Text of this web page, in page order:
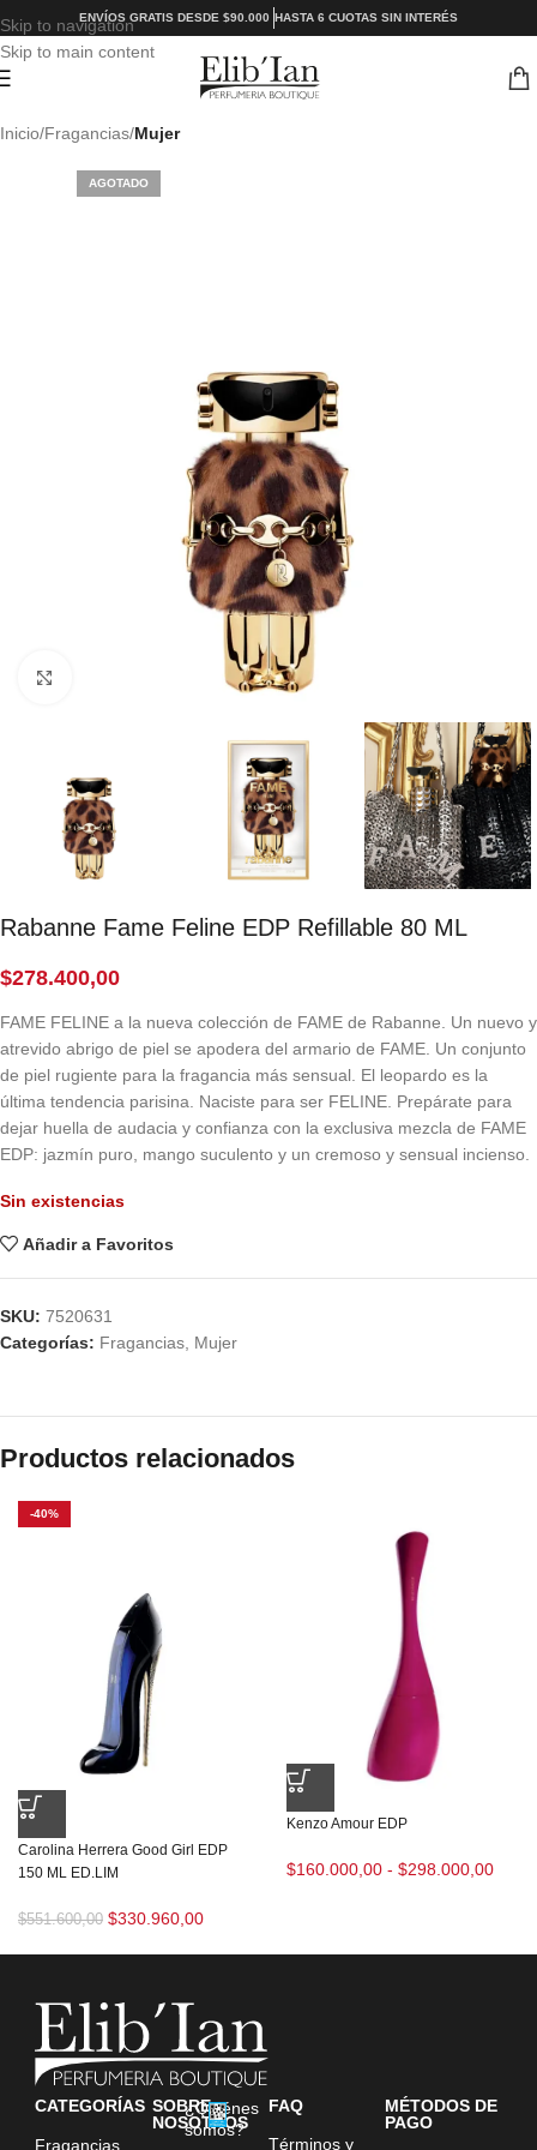
Skip to navigation
Skip to main content
ENVÍOS GRATIS DESDE $90.000 HASTA 6 CUOTAS SIN INTERÉS
Inicio Fragancias Mujer
AGOTADO
Rabanne Fame Feline EDP Refillable 80 ML
$278.400,00
FAME FELINE a la nueva colección de FAME de Rabanne. Un nuevo y
atrevido abrigo de piel se apodera del armario de FAME. Un conjunto
de piel rugiente para la fragancia más sensual. El leopardo es la
última tendencia parisina. Naciste para ser FELINE. Prepárate para
dejar huella de audacia y confianza con la exclusiva mezcla de FAME
EDP: jazmín puro, mango suculento y un cremoso y sensual incienso.
Sin existencias
Añadir a Favoritos
SKU: 7520631
Categorías: Fragancias, Mujer
Productos relacionados
-40%
Carolina Herrera Good Girl EDP
150 ML ED.LIM
$551.600,00 $330.960,00
Kenzo Amour EDP
$160.000,00 - $298.000,00
CATEGORÍAS
Fragancias
SOBRE
NOSOTROS
¿Quiénes
somos?
FAQ
Términos y
MÉTODOS DE
PAGO